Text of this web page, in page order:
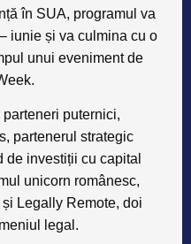
în SUA, programul va
iunie și va culmina cu o
unui eveniment de
puternici,
, partenerul strategic
de investiții cu capital
unicorn românesc,
și Legally Remote, doi
legal.